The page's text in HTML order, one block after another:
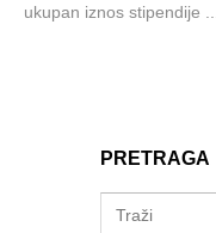
ukupan iznos stipendije ...
PRETRAGA